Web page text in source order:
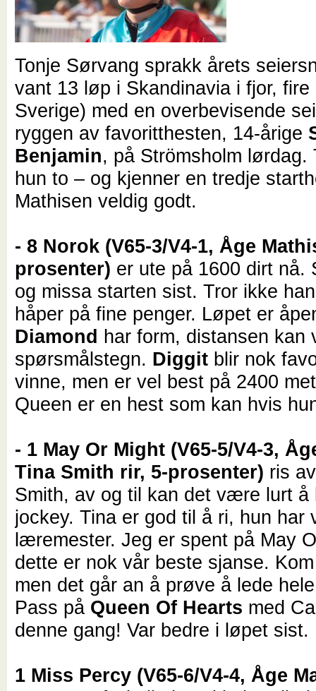
Tonje Sørvang sprakk årets
vant 13 løp i Skandinavia i fjor, fire
Sverige) med en overbevisende
ryggen av favoritthesten, 14-årige
Benjamin, på Strömsholm lørdag.
hun to – og kjenner en tredje
Mathisen veldig godt.
- 8 Norok (V65-3/V4-1, Åge
prosenter) er ute på 1600 dirt nå.
og missa starten sist. Tror ikke
håper på fine penger. Løpet er
Diamond har form, distansen
spørsmålstegn. Diggit blir nok
vinne, men er vel best på 2400
Queen er en hest som kan hvis
- 1 May Or Might (V65-5/V4-3,
Tina Smith rir, 5-prosenter) ris
Smith, av og til kan det være lurt å
jockey. Tina er god til å ri, hun har
læremester. Jeg er spent på May
dette er nok vår beste sjanse.
men det går an å prøve å lede
Pass på Queen Of Hearts med
denne gang! Var bedre i løpet
1 Miss Percy (V65-6/V4-4, Åge